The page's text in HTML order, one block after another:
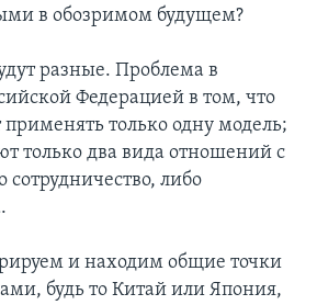
в обозримом будущем?
разные. Проблема в
Федерацией в том, что
только одну модель;
только два вида отношений с
сотрудничество, либо
и находим общие точки
будь то Китай или Япония,